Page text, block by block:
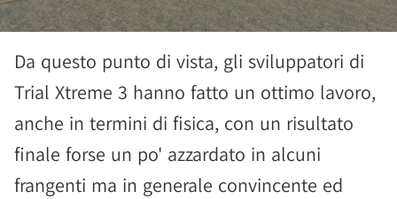
Da questo punto di vista, gli sviluppatori di
Trial Xtreme 3 hanno fatto un ottimo lavoro,
anche in termini di fisica, con un risultato
finale forse un po' azzardato in alcuni
frangenti ma in generale convincente ed